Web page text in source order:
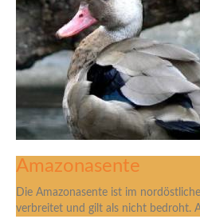
Amazonasente
Die Amazonasente ist im
verbreitet und gilt als nicht bedroht.